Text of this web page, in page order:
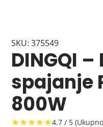
SKU: 375549
DINGQI
spajanje
800W
★★★★★4.7 / 5